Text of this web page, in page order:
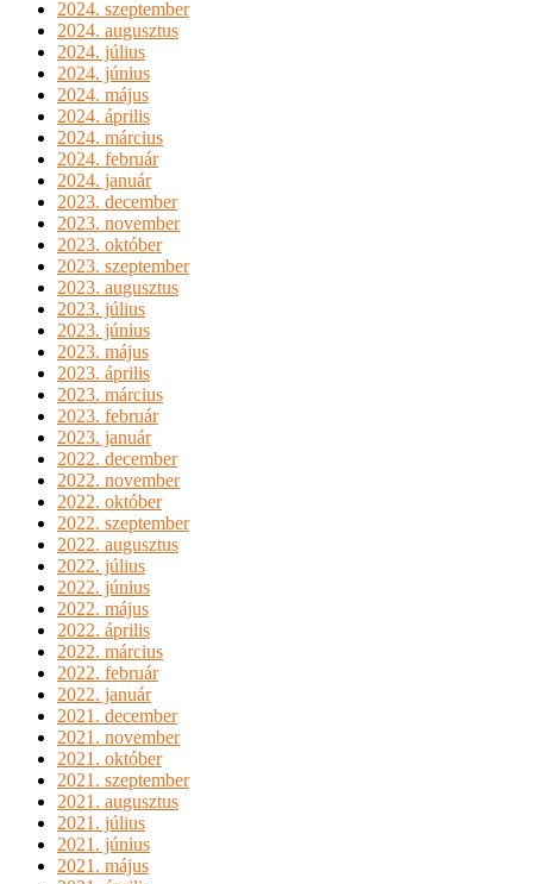
2024. szeptember
2024. augusztus
2024. július
2024. június
2024. május
2024. április
2024. március
2024. február
2024. január
2023. december
2023. november
2023. október
2023. szeptember
2023. augusztus
2023. július
2023. június
2023. május
2023. április
2023. március
2023. február
2023. január
2022. december
2022. november
2022. október
2022. szeptember
2022. augusztus
2022. július
2022. június
2022. május
2022. április
2022. március
2022. február
2022. január
2021. december
2021. november
2021. október
2021. szeptember
2021. augusztus
2021. július
2021. június
2021. május